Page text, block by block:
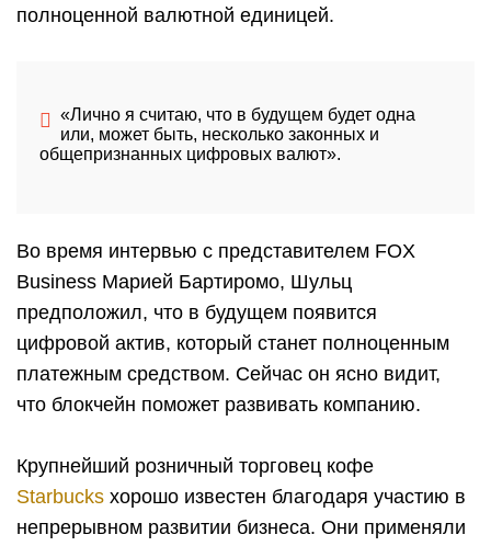
полноценной валютной единицей.
«Лично я считаю, что в будущем будет одна
или, может быть, несколько законных и
общепризнанных цифровых валют».
Во время интервью с представителем FOX
Business Марией Бартиромо, Шульц
предположил, что в будущем появится
цифровой актив, который станет полноценным
платежным средством. Сейчас он ясно видит,
что блокчейн поможет развивать компанию.
Крупнейший розничный торговец кофе
Starbucks хорошо известен благодаря участию в
непрерывном развитии бизнеса. Они применяли